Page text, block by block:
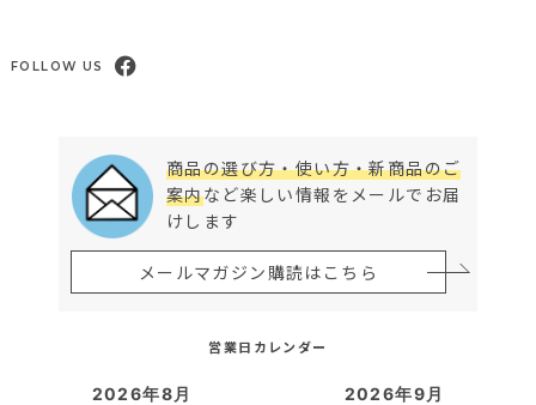
FOLLOW US
商品の選び方・使い方・新商品のご
案内など楽しい情報をメールでお届
けします
メールマガジン購読はこちら
営業日カレンダー
2026年8月 2026年9月